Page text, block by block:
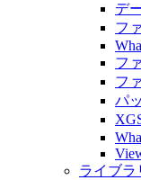
デ
フ
フ
フ
パ
ライブラ